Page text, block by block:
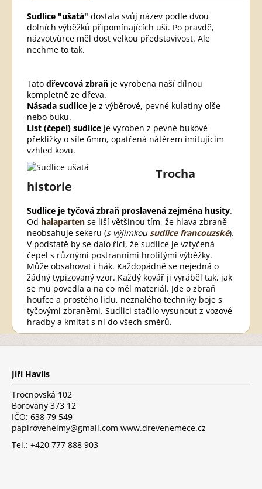
Sudlice "ušatá" dostala svůj název podle dvou
dolních výběžků připomínajících uši. Po pravdě,
názvotvůrce měl dost velkou představivost. Ale
nechme to tak.
Tato dřevcová zbraň je vyrobena naší dílnou
kompletně ze dřeva.
Násada sudlice je z výběrové, pevné kulatiny olše
nebo buku.
List (čepel) sudlice je vyroben z pevné bukové
překližky o síle 6mm, opatřená nátěrem imitujícím
vzhled kovu.
Trocha
historie
Sudlice je tyčová zbraň proslavená zejména husity.
Od halaparten se liší většinou tím, že hlava zbraně
neobsahuje sekeru (s výjimkousudlice francouzské).
V podstatě by se dalo říci, že sudlice je vztyčená
čepel s různými postranními hrotitými výběžky.
Může obsahovat i hák. Každopádně se nejedná o
žádný typizovaný vzor. Každý kovář ji vyráběl tak, jak
se mu povedla a na co měl materiál. Jde o zbraň
houfce a prostého lidu, neznalého techniky boje s
tyčovými zbraněmi. Sudlici stačilo vysunout z vozové
hradby a kmitat s ní do všech směrů.
Z
Jiří Havlis
Trocnovská 102
Borovany 373 12
IČO: 638 79 549
papirovehelmy@gmail.com www.drevenemece.cz
Tel.: +420 777 888 903